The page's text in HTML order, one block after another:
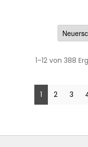
1–12 von 388
1 2 3